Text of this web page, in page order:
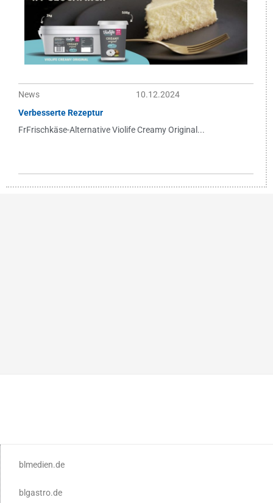
News
10.12.2024
Verbesserte Rezeptur
FrFrischkäse-Alternative Violife Creamy Original...
blmedien.de
blgastro.de